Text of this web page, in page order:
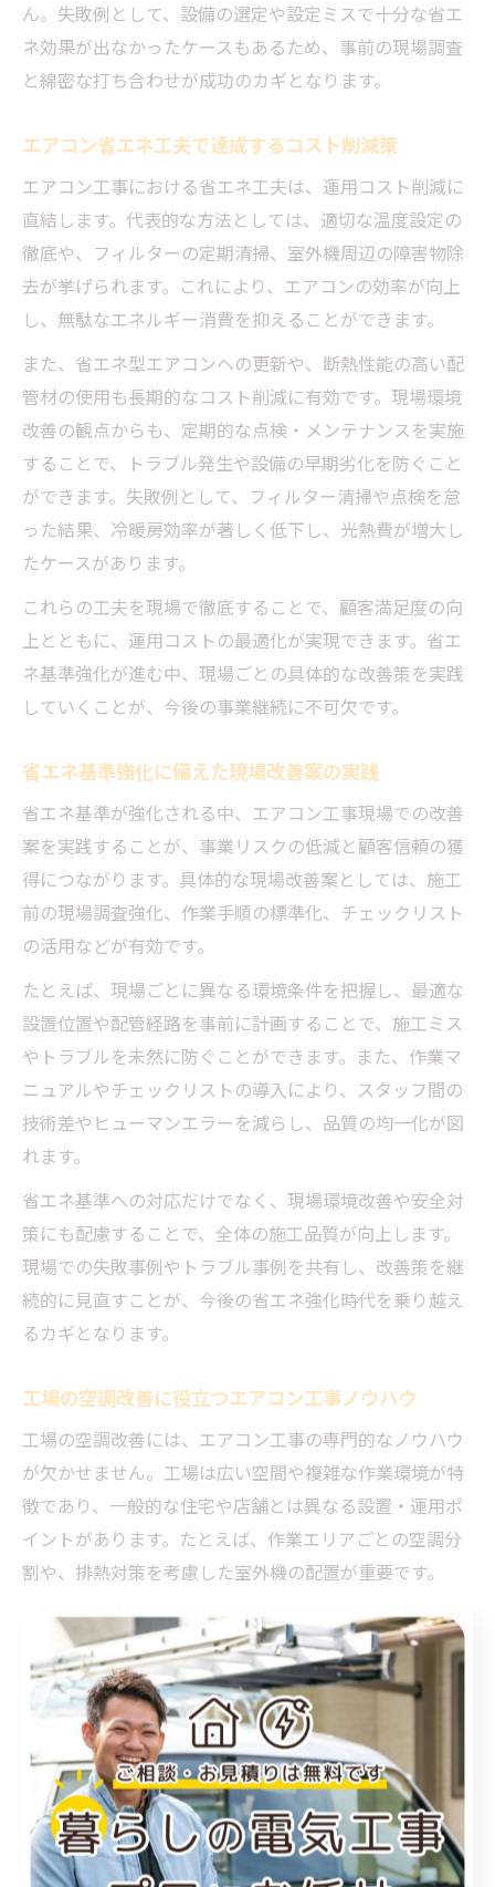
ん。失敗例として、設備の選定や設定ミスで十分な省エ
ネ効果が出なかったケースもあるため、事前の現場調査
と綿密な打ち合わせが成功のカギとなります。
エアコン省エネ工夫で達成するコスト削減策
エアコン工事における省エネ工夫は、運用コスト削減に
直結します。代表的な方法としては、適切な温度設定の
徹底や、フィルターの定期清掃、室外機周辺の障害物除
去が挙げられます。これにより、エアコンの効率が向上
し、無駄なエネルギー消費を抑えることができます。
また、省エネ型エアコンへの更新や、断熱性能の高い配
管材の使用も長期的なコスト削減に有効です。現場環境
改善の観点からも、定期的な点検・メンテナンスを実施
することで、トラブル発生や設備の早期劣化を防ぐこと
ができます。失敗例として、フィルター清掃や点検を怠
った結果、冷暖房効率が著しく低下し、光熱費が増大し
たケースがあります。
これらの工夫を現場で徹底することで、顧客満足度の向
上とともに、運用コストの最適化が実現できます。省エ
ネ基準強化が進む中、現場ごとの具体的な改善策を実践
していくことが、今後の事業継続に不可欠です。
省エネ基準強化に備えた現場改善案の実践
省エネ基準が強化される中、エアコン工事現場での改善
案を実践することが、事業リスクの低減と顧客信頼の獲
得につながります。具体的な現場改善案としては、施工
前の現場調査強化、作業手順の標準化、チェックリスト
の活用などが有効です。
たとえば、現場ごとに異なる環境条件を把握し、最適な
設置位置や配管経路を事前に計画することで、施工ミス
やトラブルを未然に防ぐことができます。また、作業マ
ニュアルやチェックリストの導入により、スタッフ間の
技術差やヒューマンエラーを減らし、品質の均一化が図
れます。
省エネ基準への対応だけでなく、現場環境改善や安全対
策にも配慮することで、全体の施工品質が向上します。
現場での失敗事例やトラブル事例を共有し、改善策を継
続的に見直すことが、今後の省エネ強化時代を乗り越え
るカギとなります。
工場の空調改善に役立つエアコン工事ノウハウ
工場の空調改善には、エアコン工事の専門的なノウハウ
が欠かせません。工場は広い空間や複雑な作業環境が特
徴であり、一般的な住宅や店舗とは異なる設置・運用ポ
イントがあります。たとえば、作業エリアごとの空調分
割や、排熱対策を考慮した室外機の配置が重要です。
また、工場内の発熱機器や人員配置を踏まえ、効率的な
空気循環を実現するダクト設計や大型換気扇との連携も
有効です。省エネ事例では、インバーター制御や自動運
転機能付きエアコンの導入により、作業環境の快適性と
エネルギー消費の抑制を両立できたケースが多く見られ
ます。
現場での失敗例としては、作業内容やレイアウトを考慮
せずに標準的な設置を行い、冷暖房効率が悪化した事例